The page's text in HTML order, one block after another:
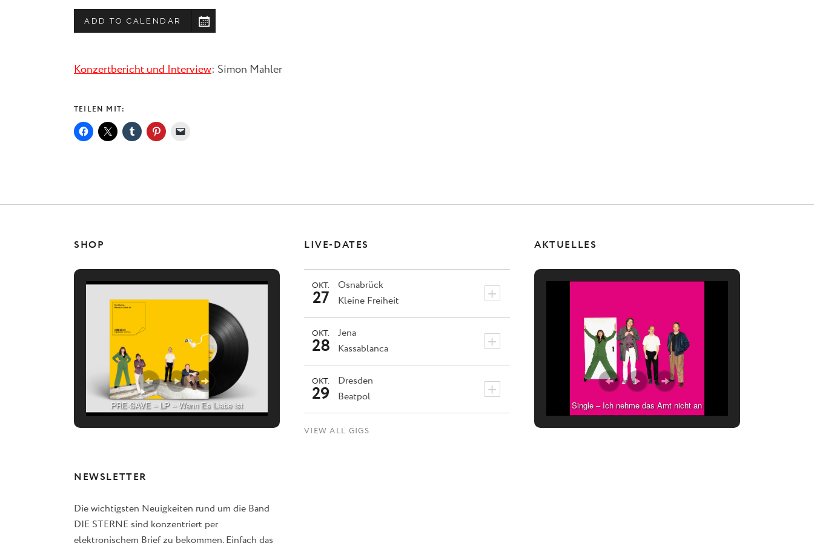
ADD TO CALENDAR
Konzertbericht und Interview: Simon Mahler
TEILEN MIT:
SHOP
PRE-SAVE – LP – Wenn Es Liebe ist
LIVE-DATES
Osnabrück +
OKT.
27 Kleine Freiheit
Jena +
OKT.
28 Kassablanca
Dresden +
OKT.
29 Beatpol
VIEW ALL GIGS
AKTUELLES
Single – Ich nehme das Amt nicht an
NEWSLETTER
Die wichtigsten Neuigkeiten rund um die Band
DIE STERNE sind konzentriert per